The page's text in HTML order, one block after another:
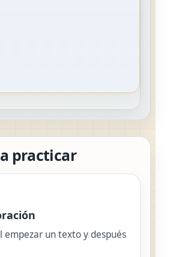
practicar
empezar un texto y después